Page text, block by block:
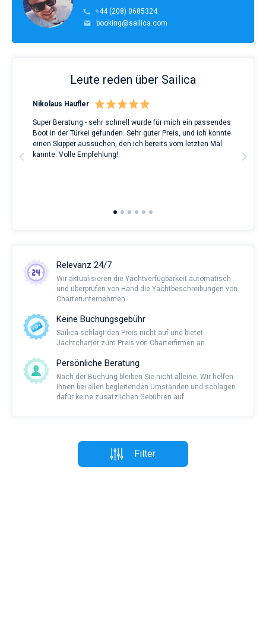
+44 (208) 0685324
booking@sailica.com
Leute reden über Sailica
Nikolaus Haufler
Super Beratung - sehr schnell wurde für mich ein passendes
Boot in der Türkei gefunden. Sehr guter Preis, und ich konnte
einen Skipper aussuchen, den ich bereits vom letzten Mal
kannte. Volle Empfehlung!
Relevanz 24/7
Wir aktualisieren die Yachtverfügbarkeit automatisch
und überprüfen von Hand die Yachtbeschreibungen von
Charterunternehmen.
Keine Buchungsgebühr
Sailica schlägt den Preis nicht auf und bietet
Jachtcharter zum Preis von Charterfirmen an.
Persönliche Beratung
Nach der Buchung bleiben Sie nicht alleine. Wir helfen
Ihnen bei allen begleitenden Umständen und schlagen
dafür keine zusätzlichen Gebühren auf.
Filter